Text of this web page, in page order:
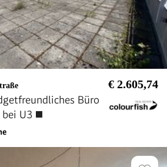
€ 2.605,74
Büro
bei U3 ◼️